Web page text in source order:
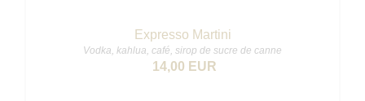
Expresso Martini
Vodka, kahlua, café, sirop de sucre de canne
14,00 EUR